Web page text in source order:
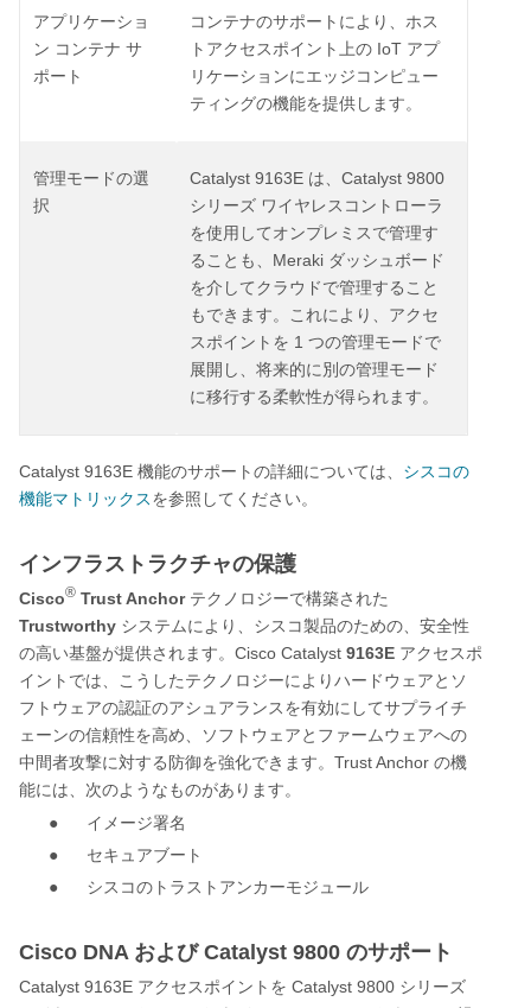
アプリケーショ
ン コンテナ サ
ポート
コンテナのサポートにより、ホス
トアクセスポイント上の IoT アプ
リケーションにエッジコンピュー
ティングの機能を提供します。
管理モードの選
択
Catalyst 9163E は、 Catalyst 9800
シリーズ ワイヤレスコントローラ
を使用してオンプレミスで管理す
ることも、 Meraki ダッシュボード
を介してクラウドで管理すること
もできます。これにより、アクセ
スポイントを 1 つの管理モードで
展開し、将来的に別の管理モード
に移行する柔軟性が得られます。
Catalyst 9163E 機能のサポートの詳細については、 シスコの
機能マトリックス を参照してください。
インフラストラクチャの保護
Cisco® Trust Anchor テクノロジーで構築された
Trustworthy システムにより、シスコ製品のための、安全性
の高い基盤が提供されます。 Cisco Catalyst 9163E アクセスポ
イントでは、こうしたテクノロジーによりハードウェアとソ
フトウェアの認証のアシュアランスを有効にしてサプライチ
ェーンの信頼性を高め、ソフトウェアとファームウェアへの
中間者攻撃に対する防御を強化できます。 Trust Anchor の機
能には、次のようなものがあります。
● イメージ署名
● セキュアブート
● シスコのトラストアンカーモジュール
Cisco DNA および Catalyst 9800 のサポート
Catalyst 9163E アクセスポイントを Catalyst 9800 シリーズ